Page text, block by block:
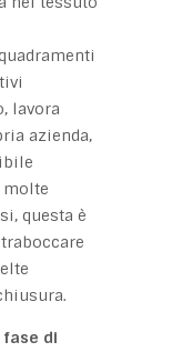
lavora
azienda,
molte
questa è
di